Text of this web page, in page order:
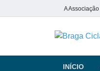
A Associação
INÍCIO